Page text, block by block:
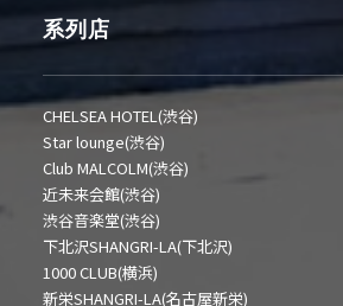
系列店
CHELSEA HOTEL(渋谷)
Star lounge(渋谷)
Club MALCOLM(渋谷)
近未来会館(渋谷)
渋谷音楽堂(渋谷)
下北沢SHANGRI-LA(下北沢)
1000 CLUB(横浜)
新栄SHANGRI-LA(名古屋新栄)